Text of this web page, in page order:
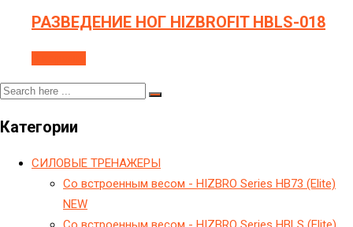
РАЗВЕДЕНИЕ НОГ HIZBROFIT HBLS-018
Категории
CИЛОВЫЕ ТРЕНАЖЕРЫ
Cо встроенным весом - HIZBRO Series HB73 (Elite)
NEW